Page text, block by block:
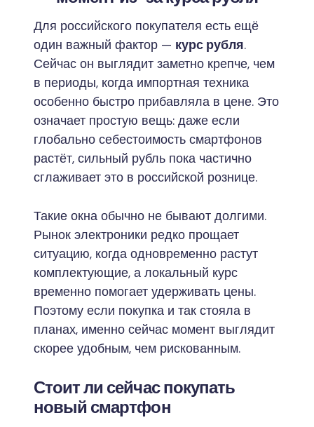
Для российского покупателя есть ещё
один важный фактор — курс рубля.
Сейчас он выглядит заметно крепче, чем
в периоды, когда импортная техника
особенно быстро прибавляла в цене. Это
означает простую вещь: даже если
глобально себестоимость смартфонов
растёт, сильный рубль пока частично
сглаживает это в российской рознице.
Такие окна обычно не бывают долгими.
Рынок электроники редко прощает
ситуацию, когда одновременно растут
комплектующие, а локальный курс
временно помогает удерживать цены.
Поэтому если покупка и так стояла в
планах, именно сейчас момент выглядит
скорее удобным, чем рискованным.
Стоит ли сейчас покупать
новый смартфон